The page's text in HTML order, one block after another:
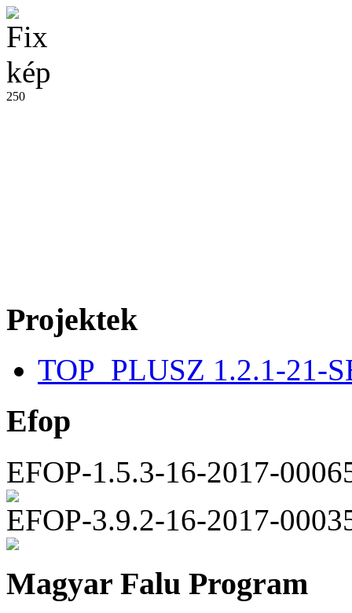
250
Projektek
TOP_PLUSZ 1.2.1-21-
Efop
EFOP-1.5.3-16-2017-
EFOP-3.9.2-16-2017-
Magyar Falu Program